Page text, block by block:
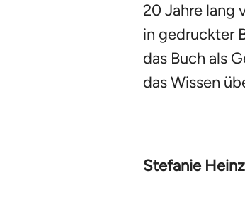
20 Jahre lang
in gedruckter
das Buch als
das Wissen
Stefanie